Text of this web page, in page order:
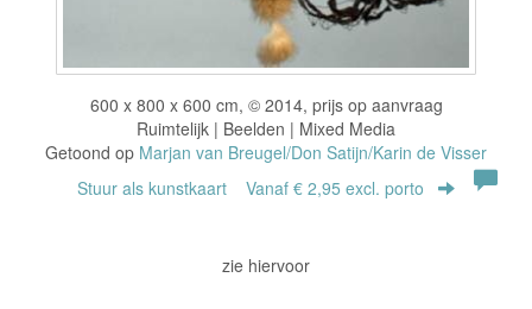
600 x 800 x 600 cm, © 2014, prijs op aanvraag
Ruimtelijk | Beelden | Mixed Media
Getoond op Marjan van Breugel/Don Satijn/Karin de Visser
Stuur als kunstkaart Vanaf € 2,95 excl. porto
zie hiervoor